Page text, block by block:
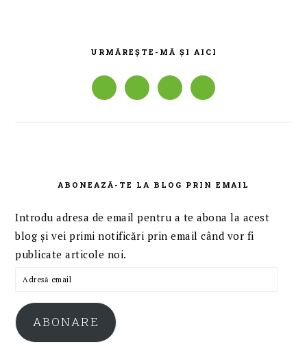
URMĂREȘTE-MĂ ȘI AICI
ABONEAZĂ-TE LA BLOG PRIN EMAIL
Introdu adresa de email pentru a te abona la acest
blog și vei primi notificări prin email când vor fi
publicate articole noi.
Adresă
ABONARE